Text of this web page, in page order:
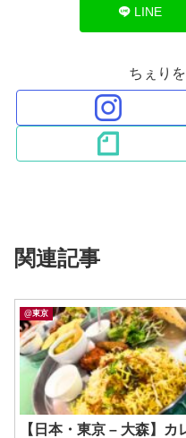
LINE
ちぇり
関連記事
@東京
【日本・東京 – 大森】カ